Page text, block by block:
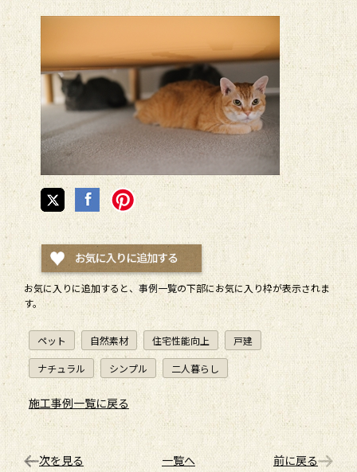
お気に入りに追加すると、事例一覧の下部にお気に入り枠が表示されま
す。
ペット 自然素材 住宅性能向上 戸建
ナチュラル シンプル 二人暮らし
施工事例一覧に戻る
次を見る 一覧へ 前に戻る